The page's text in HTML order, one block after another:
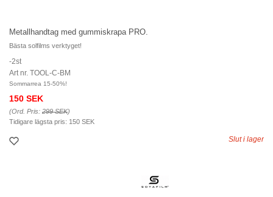
Metallhandtag med gummiskrapa PRO.
Bästa solfilms verktyget!
-2st
Art nr. TOOL-C-BM
Sommarrea 15-50%!
150 SEK
(Ord. Pris: 299 SEK)
Tidigare lägsta pris: 150 SEK
Slut i lager